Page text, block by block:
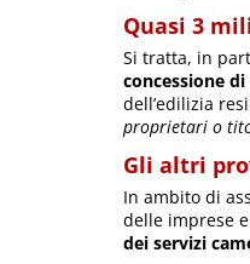
Quasi 3
Si tratta, in
concessione
dell’edilizia
proprietari o
Gli altri
In ambito di
delle imprese
dei servizi